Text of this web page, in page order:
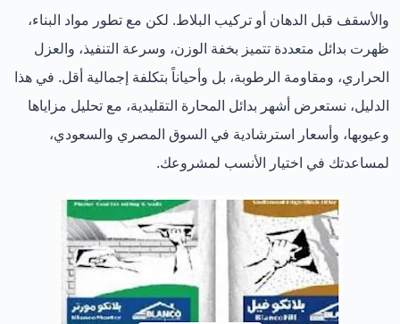
والأسقف قبل الدهان أو تركيب البلاط. لكن مع تطور مواد البناء،
ظهرت بدائل متعددة تتميز بخفة الوزن، وسرعة التنفيذ، والعزل
الحراري، ومقاومة الرطوبة، بل وأحياناً بتكلفة إجمالية أقل. في هذا
الدليل، نستعرض أشهر بدائل المحارة التقليدية، مع تحليل مزاياها
وعيوبها، وأسعار استرشادية في السوق المصري والسعودي،
لمساعدتك في اختيار الأنسب لمشروعك.